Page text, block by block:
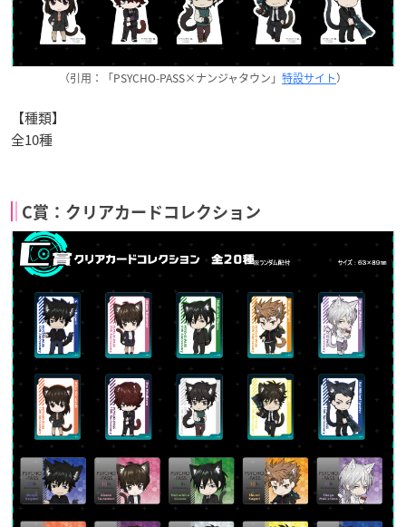
（引用：「PSYCHO-PASS×ナンジャタウン」 特設サイト）
【種類】
全10種
C賞：クリアカードコレクション